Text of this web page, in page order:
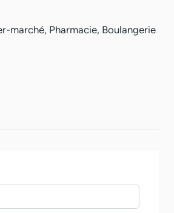
marché, Pharmacie, Boulangerie